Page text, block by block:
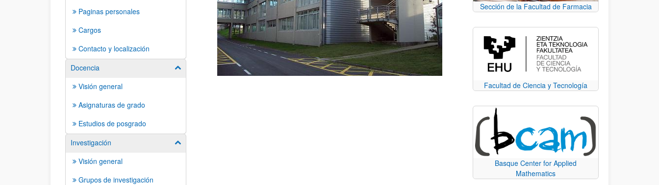
Paginas personales
Cargos
Contacto y localización
Docencia
Mostrar/ocultar subpáginas
Visión general
Asignaturas de grado
Estudios de posgrado
Investigación
Mostrar/ocultar subpáginas
Visión general
Grupos de investigación
Sección de la Facultad de Farmacia
Facultad de Ciencia y Tecnología
Basque Center for Applied
Mathematics